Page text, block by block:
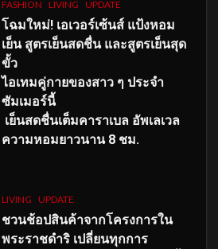
FASHION LIVING UPDATE
โฉมใหม่! เอเวอร์เซ้นส์ แป้งหอม
เย็น สูตรเย็นสดชื่น และสูตรเย็นสุด
ขั้ว
ไอเทมคู่กายของสาว ๆ ประจำ
ซัมเมอร์นี้
เย็นสดชื่นเต็มคาราเบล อัพเลเวล
ความหอมยาวนาน 8 ชม.
LIVING UPDATE
ชวนช้อปสินค้าจากโครงการใน
พระราชดำริ เปลี่ยนทุกการ